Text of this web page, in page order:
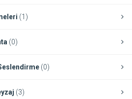
(1)
(0)
(0)
(3)